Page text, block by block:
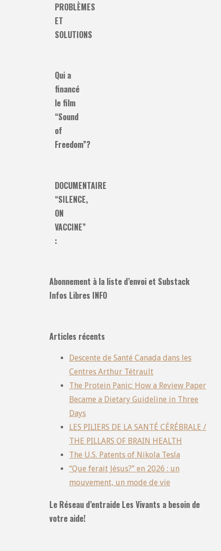
PROBLÈMES
ET
SOLUTIONS
Qui a
financé
le film
“Sound
of
Freedom”?
DOCUMENTAIRE
“SILENCE,
ON
VACCINE”
:
Abonnement à la liste d’envoi et Substack
Infos Libres INFO
Articles récents
Descente de Santé Canada dans les
Centres Arthur Tétrault
The Protein Panic: How a Review Paper
Became a Dietary Guideline in Three
Days
LES PILIERS DE LA SANTÉ CÉRÉBRALE /
THE PILLARS OF BRAIN HEALTH
The U.S. Patents of Nikola Tesla
“Que ferait Jésus?” en 2026 : un
mouvement, un mode de vie
Le Réseau d’entraide Les Vivants a besoin de
votre aide!